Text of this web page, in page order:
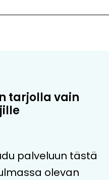
tarjolla vain
palveluun tästä
olevan